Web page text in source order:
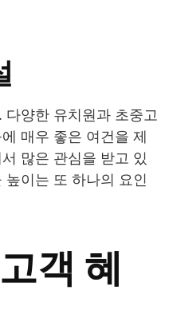
양한 유치원과 초중고
매우 좋은 여건을 제
많은 관심을 받고 있
높이는 또 하나의 요인
객 혜